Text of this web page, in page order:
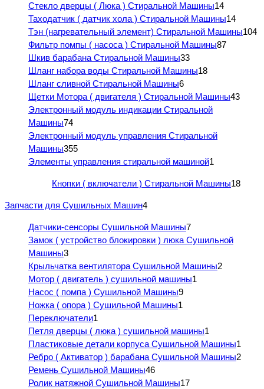
Стекло дверцы ( Люка ) Стиральной Машины14
Таходатчик ( датчик хола ) Стиральной Машины14
Тэн (нагревательный элемент) Стиральной Машины104
Фильтр помпы ( насоса ) Стиральной Машины87
Шкив барабана Стиральной Машины33
Шланг набора воды Стиральной Машины18
Шланг сливной Стиральной Машины6
Щетки Мотора ( двигателя ) Стиральной Машины43
Электронный модуль индикации Стиральной
Машины74
Электронный модуль управления Стиральной
Машины355
Элементы управления стиральной машиной1
Кнопки ( включатели ) Стиральной Машины18
Запчасти для Сушильных Машин4
Датчики-сенсоры Сушильной Машины7
Замок ( устройство блокировки ) люка Сушильной
Машины3
Крыльчатка вентилятора Сушильной Машины2
Мотор ( двигатель ) сушильной машины1
Насос ( помпа ) Сушильной Машины9
Ножка ( опора ) Сушильной Машины1
Переключатели1
Петля дверцы ( люка ) сушильной машины1
Пластиковые детали корпуса Сушильной Машины1
Ребро ( Активатор ) барабана Сушильной Машины2
Ремень Сушильной Машины46
Ролик натяжной Сушильной Машины17